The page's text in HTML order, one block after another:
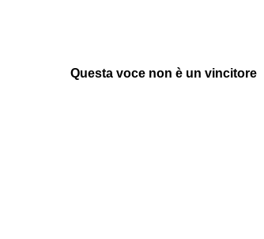
Questa voce non è un vincitore